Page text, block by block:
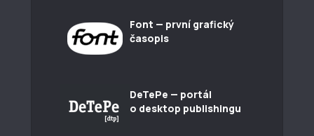
Font — první grafický
časopis
DeTePe — portál
o desktop publishingu